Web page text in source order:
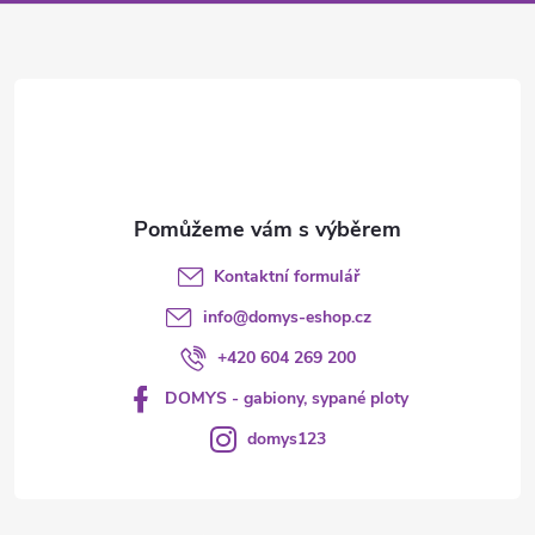
a
Kontaktní formulář
info@domys-eshop.cz
+420 604 269 200
DOMYS - gabiony, sypané ploty
domys123